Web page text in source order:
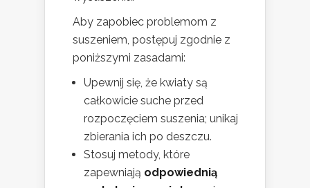
Aby zapobiec problemom z
suszeniem, postępuj zgodnie z
poniższymi zasadami:
Upewnij się, że kwiaty są
całkowicie suche przed
rozpoczęciem suszenia; unikaj
zbierania ich po deszczu.
Stosuj metody, które
zapewniają odpowiednią